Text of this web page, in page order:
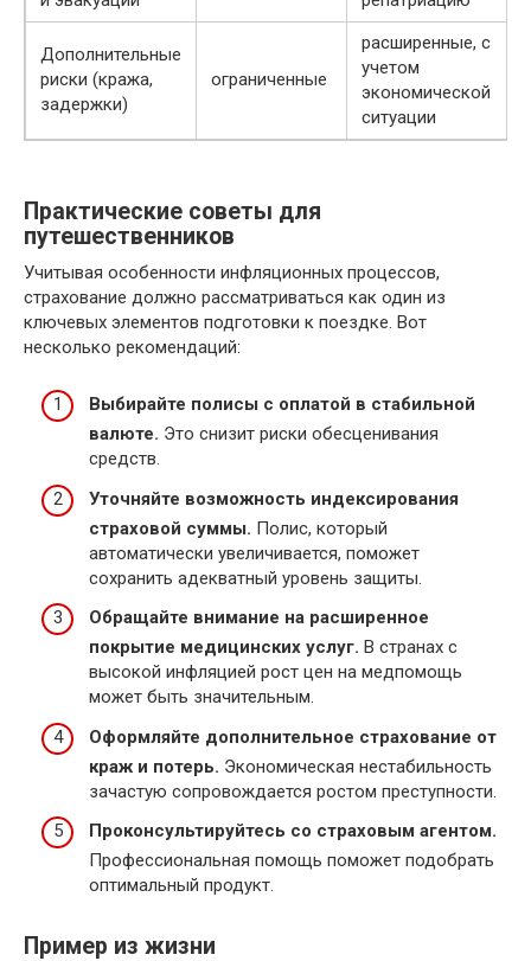
Дополнительные
риски (кража,
задержки)
ограниченные
расширенные, с
учетом
экономической
ситуации
Практические советы для
путешественников
Учитывая особенности инфляционных процессов,
страхование должно рассматриваться как один из
ключевых элементов подготовки к поездке. Вот
несколько рекомендаций:
Выбирайте полисы с оплатой в стабильной
валюте. Это снизит риски обесценивания
средств.
Уточняйте возможность индексирования
страховой суммы. Полис, который
автоматически увеличивается, поможет
сохранить адекватный уровень защиты.
Обращайте внимание на расширенное
покрытие медицинских услуг. В странах с
высокой инфляцией рост цен на медпомощь
может быть значительным.
Оформляйте дополнительное страхование от
краж и потерь. Экономическая нестабильность
зачастую сопровождается ростом преступности.
Проконсультируйтесь со страховым агентом.
Профессиональная помощь поможет подобрать
оптимальный продукт.
Пример из жизни